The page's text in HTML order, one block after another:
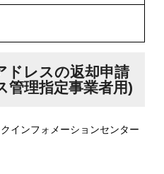
ドレスの返却申請
管理指定事業者用)
インフォメーションセンター